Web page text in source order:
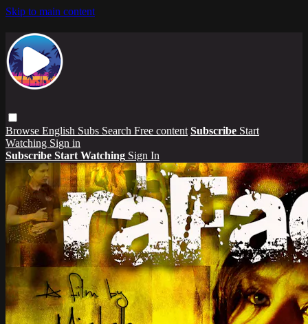
Skip to main content
Browse English Subs Search Free content Subscribe Start
Watching Sign in
Subscribe Start Watching Sign In